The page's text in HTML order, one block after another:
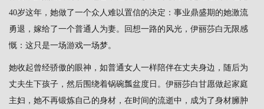
40岁这年，她做了一个众人难以置信的决定：事业鼎盛期的她激流
勇退，嫁给了一个普通人为妻。回想一路的风光，伊丽莎白无限感
慨：这只是一场游戏一场梦。
她收起曾经骄傲的眼神，如普通女人一样陪伴在丈夫身边，随后为
丈夫生下孩子，然后围绕着锅碗瓢盆度日。伊丽莎白甘愿做起家庭
主妇，她不再锻炼自己的身材，在时间的流逝中，成为了身材臃肿